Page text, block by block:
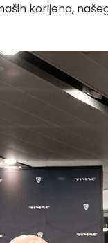
korijena,